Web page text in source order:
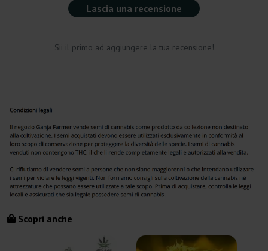
Lascia una recensione
Sii il primo ad aggiungere la tua recensione!
Scopri anche